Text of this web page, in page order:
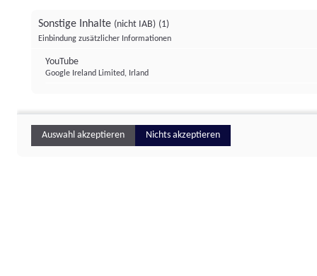
Sonstige Inhalte (nicht IAB) (1)
Einbindung zusätzlicher Informationen
YouTube
Google Ireland Limited, Irland
Auswahl akzeptieren Nichts akzeptieren